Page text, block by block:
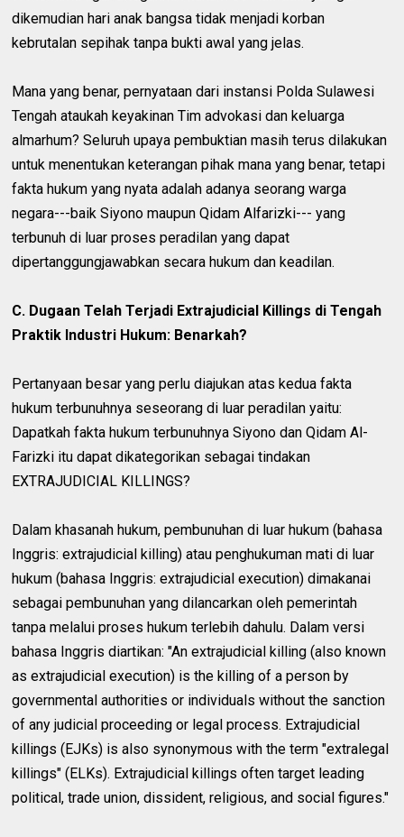
dikemudian hari anak bangsa tidak menjadi korban
kebrutalan sepihak tanpa bukti awal yang jelas.
Mana yang benar, pernyataan dari instansi Polda Sulawesi
Tengah ataukah keyakinan Tim advokasi dan keluarga
almarhum? Seluruh upaya pembuktian masih terus dilakukan
untuk menentukan keterangan pihak mana yang benar, tetapi
fakta hukum yang nyata adalah adanya seorang warga
negara---baik Siyono maupun Qidam Alfarizki--- yang
terbunuh di luar proses peradilan yang dapat
dipertanggungjawabkan secara hukum dan keadilan.
C. Dugaan Telah Terjadi Extrajudicial Killings di Tengah
Praktik Industri Hukum: Benarkah?
Pertanyaan besar yang perlu diajukan atas kedua fakta
hukum terbunuhnya seseorang di luar peradilan yaitu:
Dapatkah fakta hukum terbunuhnya Siyono dan Qidam Al-
Farizki itu dapat dikategorikan sebagai tindakan
EXTRAJUDICIAL KILLINGS?
Dalam khasanah hukum, pembunuhan di luar hukum (bahasa
Inggris: extrajudicial killing) atau penghukuman mati di luar
hukum (bahasa Inggris: extrajudicial execution) dimakanai
sebagai pembunuhan yang dilancarkan oleh pemerintah
tanpa melalui proses hukum terlebih dahulu. Dalam versi
bahasa Inggris diartikan: "An extrajudicial killing (also known
as extrajudicial execution) is the killing of a person by
governmental authorities or individuals without the sanction
of any judicial proceeding or legal process. Extrajudicial
killings (EJKs) is also synonymous with the term "extralegal
killings" (ELKs). Extrajudicial killings often target leading
political, trade union, dissident, religious, and social figures."